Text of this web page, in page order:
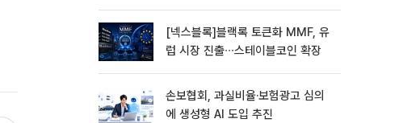
[넥스블록]블랙록 토큰화 MMF, 유
럽 시장 진출∙∙∙스테이블코인 확장
손보협회, 과실비율·보험광고 심의
에 생성형 AI 도입 추진